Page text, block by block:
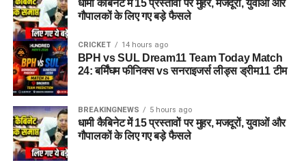
धामी कैबिनेट में 15 प्रस्तावों पर मुहर, मजदूरों, युवाओं और
गौपालकों के लिए गए बड़े फैसले
CRICKET 14 hours ago
BPH vs SUL Dream11 Team Today Match
24: बर्मिंघम फीनिक्स vs सनराइजर्स लीड्स ड्रीम11 टीम
BREAKINGNEWS 5 hours ago
धामी कैबिनेट में 15 प्रस्तावों पर मुहर, मजदूरों, युवाओं और
गौपालकों के लिए गए बड़े फैसले